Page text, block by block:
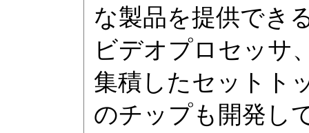
な製品を提供でき
ビデオプロセッサ
集積したセットト
のチップも開発し